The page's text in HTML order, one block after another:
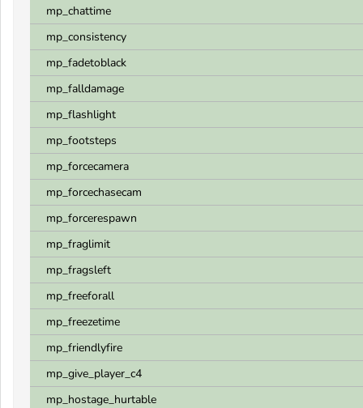
mp_chattime
mp_consistency
mp_fadetoblack
mp_falldamage
mp_flashlight
mp_footsteps
mp_forcecamera
mp_forcechasecam
mp_forcerespawn
mp_fraglimit
mp_fragsleft
mp_freeforall
mp_freezetime
mp_friendlyfire
mp_give_player_c4
mp_hostage_hurtable